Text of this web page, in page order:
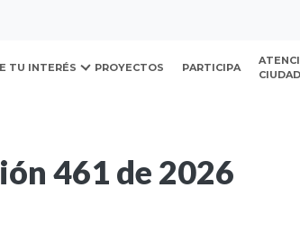
Desarrollo
TU INTERÉS PROYECTOS PARTICIPA
461 de 2026